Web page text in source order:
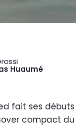
Huaumé
fait ses
compact